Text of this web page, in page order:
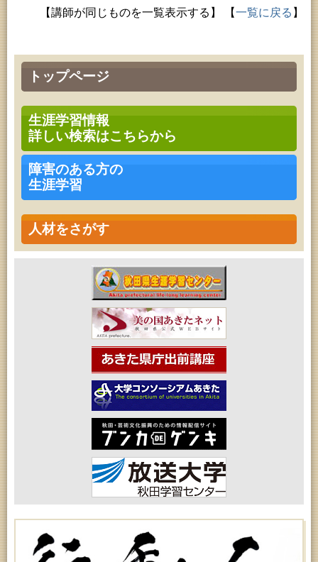
トップページ
生涯学習情報
詳しい検索はこちらから
障害のある方の
生涯学習
人材をさがす
【講師が同じものを一覧表示する】 【一覧に戻る 】